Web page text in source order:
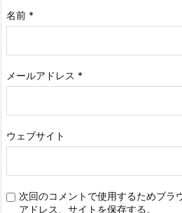
名前 *
メールアドレス *
ウェブサイト
次回のコメントで使用するためブラ
アドレス、サイトを保存する。